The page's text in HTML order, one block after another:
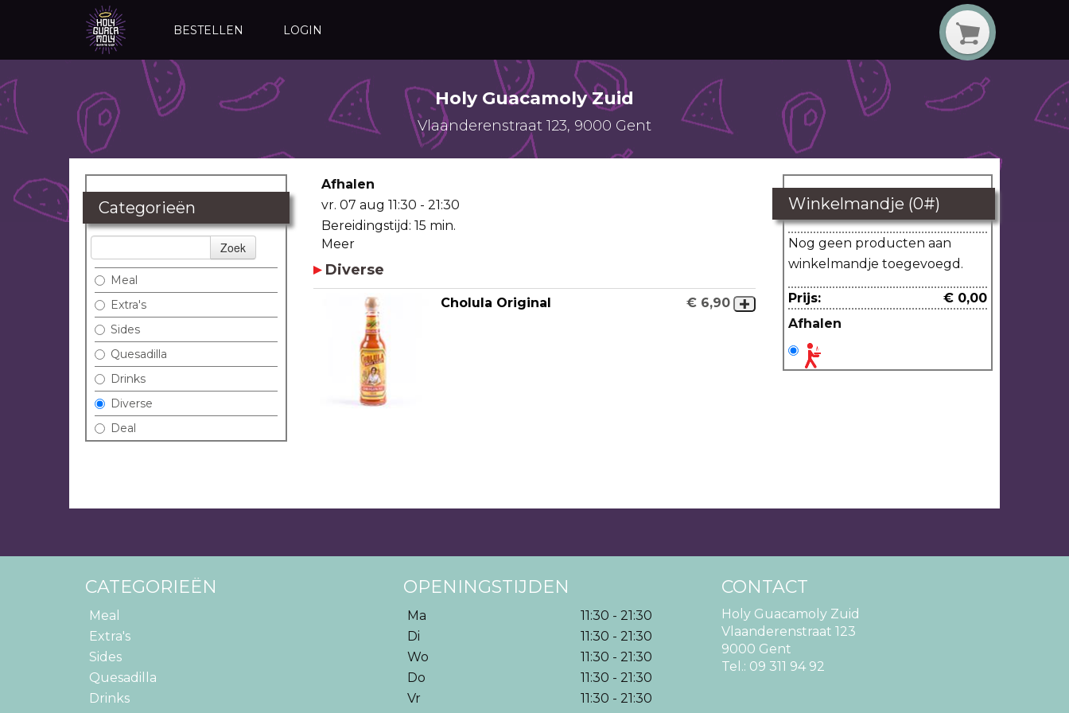
BESTELLEN LOGIN
Holy Guacamoly Zuid
Vlaanderenstraat 123, 9000 Gent
Categorieën
Zoek
Meal
Extra's
Sides
Quesadilla
Drinks
Diverse
Deal
Afhalen
vr. 07 aug11:30 - 21:30
Bereidingstijd: 15 min.
Meer
Diverse
Cholula Original € 6,90
Winkelmandje (0#)
Nog geen producten aan
winkelmandje toegevoegd.
Prijs:
€ 0,00
Afhalen
CATEGORIEËN
Meal
Extra's
Sides
Quesadilla
Drinks
OPENINGSTIJDEN
Ma
11:30 - 21:30
Di
11:30 - 21:30
Wo
11:30 - 21:30
Do
11:30 - 21:30
Vr
11:30 - 21:30
CONTACT
Holy Guacamoly Zuid
Vlaanderenstraat 123
9000 Gent
Tel.: 09 311 94 92